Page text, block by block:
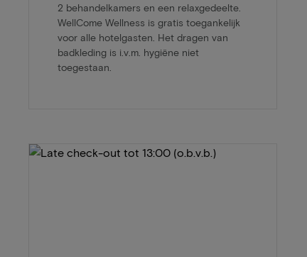
2 behandelkamers en een relaxgedeelte.
WellCome Wellness is gratis toegankelijk
voor alle hotelgasten. Het dragen van
badkleding is i.v.m. hygiëne niet
toegestaan.